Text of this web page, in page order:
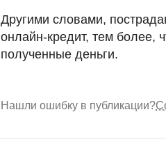
Другими словами,
онлайн-кредит, тем более,
полученные деньги.
Нашли ошибку в публикации?